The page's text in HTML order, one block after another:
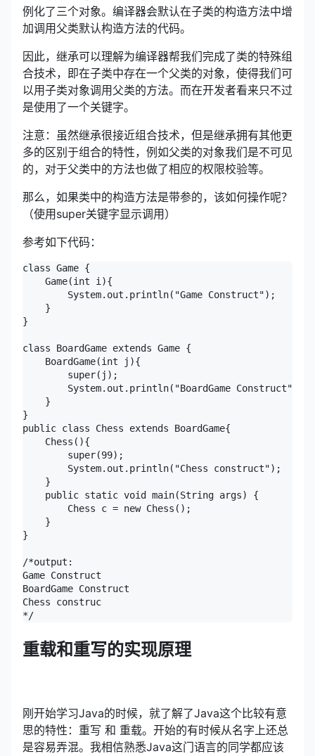
例化了三个对象。编译器会默认在子类的构造方法中增
加调用父类默认构造方法的代码。
因此，继承可以理解为编译器帮我们完成了类的特殊组
合技术，即在子类中存在一个父类的对象，使得我们可
以用子类对象调用父类的方法。而在开发者看来只不过
是使用了一个关键字。
注意：虽然继承很接近组合技术，但是继承拥有其他更
多的区别于组合的特性，例如父类的对象我们是不可见
的，对于父类中的方法也做了相应的权限校验等。
那么，如果类中的构造方法是带参的，该如何操作呢？
（使用super关键字显示调用）
参考如下代码：
class Game {
    Game(int i){
        System.out.println("Game Construct");
    }
}
class BoardGame extends Game {
    BoardGame(int j){
        super(j);
        System.out.println("BoardGame Construct");
    }
}
public class Chess extends BoardGame{
    Chess(){
        super(99);
        System.out.println("Chess construct");
    }
    public static void main(String args) {
        Chess c = new Chess();
    }
}
/*output:
Game Construct
BoardGame Construct
Chess construc
*/
重载和重写的实现原理
刚开始学习Java的时候，就了解了Java这个比较有意
思的特性：重写 和 重载。开始的有时候从名字上还总
是容易弄混。我相信熟悉Java这门语言的同学都应该